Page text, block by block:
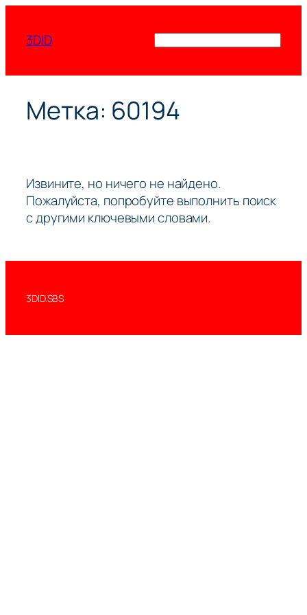
содержимому
3DID
Метка: 60194
Извините, но ничего не найдено.
Пожалуйста, попробуйте выполнить поиск
с другими ключевыми словами.
3DID.SBS